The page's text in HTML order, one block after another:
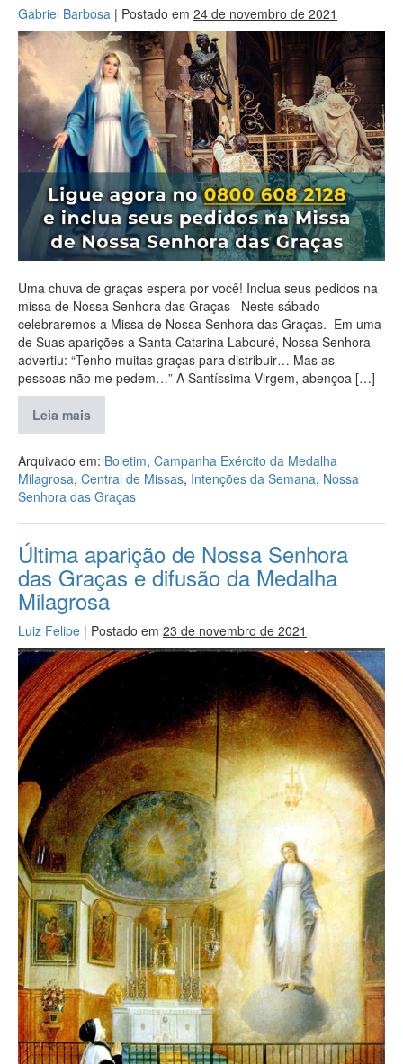
Gabriel Barbosa | Postado em 24 de novembro de 2021
Uma chuva de graças espera por você! Inclua seus pedidos na
missa de Nossa Senhora das Graças Neste sábado
celebraremos a Missa de Nossa Senhora das Graças. Em uma
de Suas aparições a Santa Catarina Labouré, Nossa Senhora
advertiu: “Tenho muitas graças para distribuir… Mas as
pessoas não me pedem…” A Santíssima Virgem, abençoa […]
Leia mais
Arquivado em: Boletim, Campanha Exército da Medalha
Milagrosa, Central de Missas, Intenções da Semana, Nossa
Senhora das Graças
Última aparição de Nossa Senhora
das Graças e difusão da Medalha
Milagrosa
Luiz Felipe | Postado em 23 de novembro de 2021